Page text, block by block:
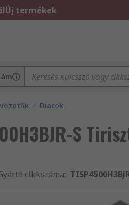
Új termékek
/ Diacok
S
cikkszáma: